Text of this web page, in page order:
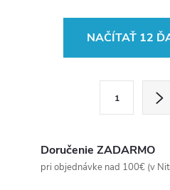
NAČÍTAŤ 12
1
Doručenie ZADARMO
pri objednávke nad 100€ (v